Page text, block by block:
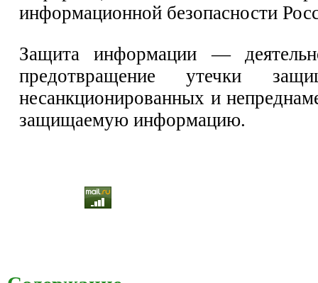
информационной безопасности
Защита информации —
предотвращение утечки
несанкционированных и
защищаемую информацию.